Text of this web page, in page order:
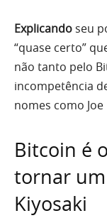
Explicando seu
“quase certo”
não tanto pelo
incompetência
nomes como Joe
Bitcoin é
tornar
Kiyosaki